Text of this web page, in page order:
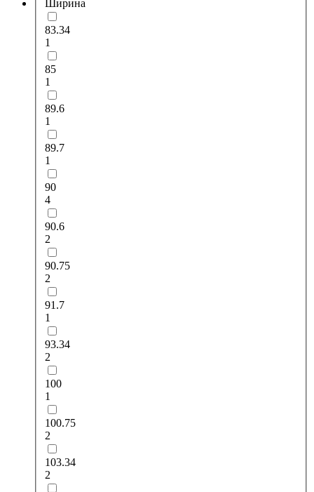
Ширина
83.34
1
85
1
89.6
1
89.7
1
90
4
90.6
2
90.75
2
91.7
1
93.34
2
100
1
100.75
2
103.34
2